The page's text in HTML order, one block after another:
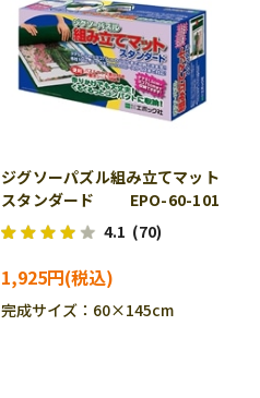
ジグソーパズル組み立てマット
スタンダード EPO-60-101
4.1 (70)
1,925円
完成サイズ：60×145cm